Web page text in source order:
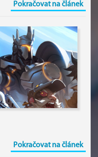
Pokračovat na článek
Pokračovat na článek